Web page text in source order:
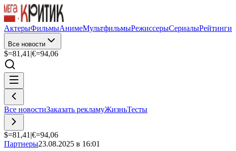
АктерыФильмыАнимеМультфильмыРежиссерыСериалыРейтинги
Все новости
$=81,41 |€=94,06
Все новостиЗаказать рекламуЖизньТесты
$=81,41 |€=94,06
Партнеры23.08.2025 в 16:01